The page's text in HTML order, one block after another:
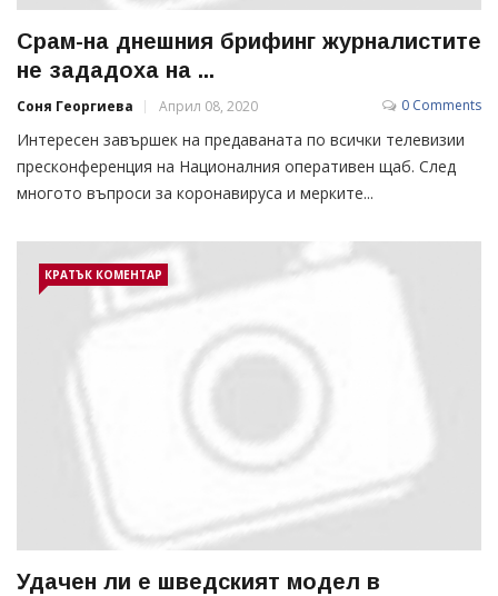
Срам-на днешния брифинг журналистите
не зададоха на ...
Соня Георгиева Април 08, 2020 0 Comments
Интересен завършек на предаваната по всички телевизии
пресконференция на Националния оперативен щаб. След
многото въпроси за коронавируса и мерките...
КРАТЪК КОМЕНТАР
Удачен ли е шведският модел в